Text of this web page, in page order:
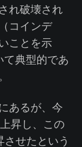
れ破壊され
コインデ
ことを示
て典型的であ
あるが、今
昇し、この
せたという